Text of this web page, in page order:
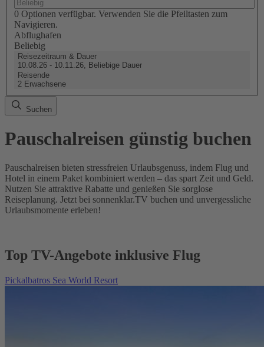
0 Optionen verfügbar. Verwenden Sie die Pfeiltasten zum
Navigieren.
Abflughafen
Beliebig
Reisezeitraum & Dauer
10.08.26 - 10.11.26, Beliebige Dauer
Reisende
2 Erwachsene
Suchen
Pauschalreisen günstig buchen
Pauschalreisen bieten stressfreien Urlaubsgenuss, indem Flug und
Hotel in einem Paket kombiniert werden – das spart Zeit und Geld.
Nutzen Sie attraktive Rabatte und genießen Sie sorglose
Reiseplanung. Jetzt bei sonnenklar.TV buchen und unvergessliche
Urlaubsmomente erleben!
Top TV-Angebote inklusive Flug
Pickalbatros Sea World Resort